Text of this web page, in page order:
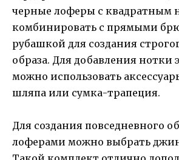
черные лоферы с квадратным
комбинировать с прямыми
рубашкой для создания
образа. Для добавления нотки
можно использовать
шляпа или сумка-трапеция.
Для создания повседневного
лоферами можно выбрать